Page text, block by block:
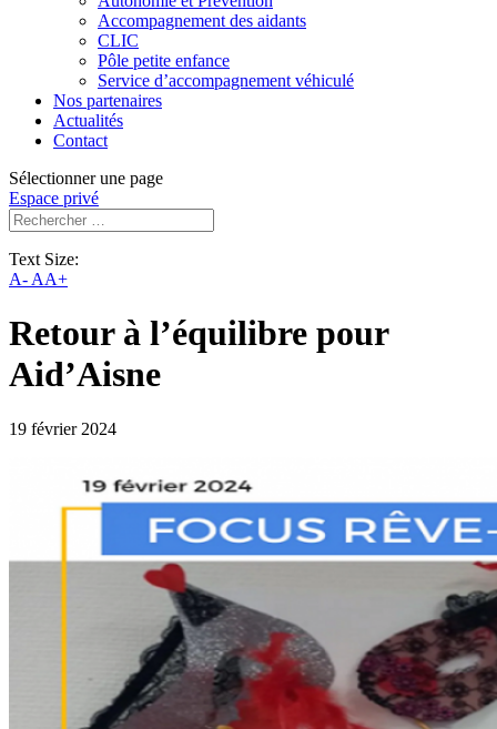
Accompagnement des aidants
CLIC
Pôle petite enfance
Service d’accompagnement véhiculé
Nos partenaires
Actualités
Contact
Sélectionner une page
Espace privé
Text Size:
A- AA+
Retour à l’équilibre pour
Aid’Aisne
19 février 2024